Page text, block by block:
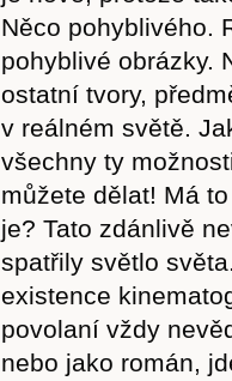
Něco pohyblivého.
pohyblivé obrázky.
ostatní tvory,
v reálném světě.
všechny ty
můžete dělat! Má
je? Tato zdánlivě
spatřily světlo
existence
povolaní vždy
nebo jako román,